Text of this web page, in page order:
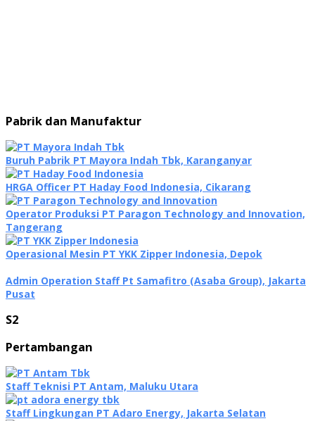
Pabrik dan Manufaktur
Buruh Pabrik PT Mayora Indah Tbk, Karanganyar
HRGA Officer PT Haday Food Indonesia, Cikarang
Operator Produksi PT Paragon Technology and Innovation,
Tangerang
Operasional Mesin PT YKK Zipper Indonesia, Depok
Admin Operation Staff Pt Samafitro (Asaba Group), Jakarta
Pusat
S2
Pertambangan
Staff Teknisi PT Antam, Maluku Utara
Staff Lingkungan PT Adaro Energy, Jakarta Selatan